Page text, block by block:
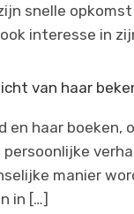
snelle
interesse in
van haar
en haar
manier
in […]